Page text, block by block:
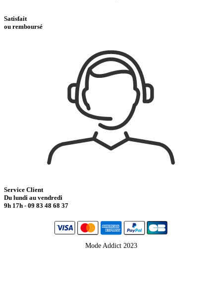
Satisfait
ou remboursé
Service Client
Du lundi au vendredi
9h 17h - 09 83 48 68 37
Mode Addict 2023